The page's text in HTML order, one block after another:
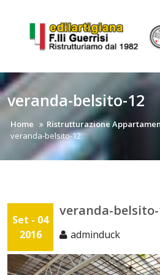
content
veranda-belsito-12
Home
Ristrutturazione
veranda-belsito-12
Set - 04
2016
veranda-
adminduck